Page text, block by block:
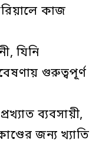
কাজ
যিনি
গুরুত্বপূর্ণ
ব্যবসায়ী,
জন্য খ্যাতি